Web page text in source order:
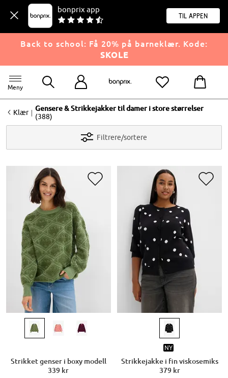
bonprix app
til appen
Back to school: Få 20% på barneklær. Kode:
SKOLE
Meny
<Klær | Gensere & Strikkejakker til damer i store størrelser
(388)
Filtrere/sortere
Strikket genser i boxy modell
339 kr
NY
Strikkejakke i fin viskosemiks
379 kr